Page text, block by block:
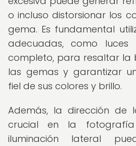
o incluso distorsionar los
gema. Es fundamental
adecuadas, como luces
completo, para resaltar la
las gemas y garantizar
fiel de sus colores y brillo.
Además, la dirección de
crucial en la
iluminación lateral